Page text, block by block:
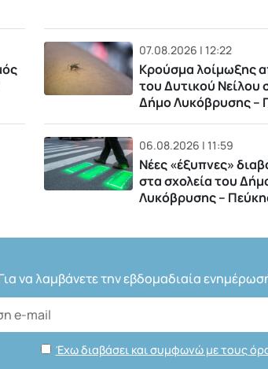
07.08.2026 | 12:22
Κρούσμα λοίμωξης
του Δυτικού Νείλου
Δήμο Λυκόβρυσης –
06.08.2026 | 11:59
Νέες «έξυπνες»
στα σχολεία του
Λυκόβρυσης –
να λαμβάνετε την εβδομαδιαία
Έχω διαβάσει και συμφωνώ με τους